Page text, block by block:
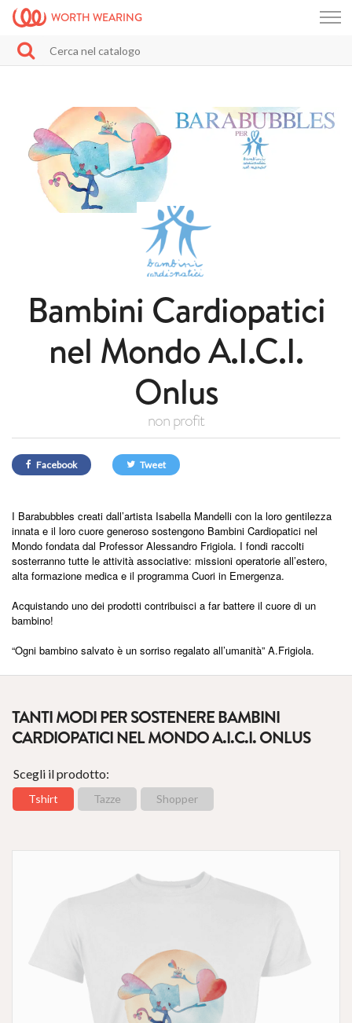
WORTH WEARING
Bambini Cardiopatici
nel Mondo A.I.C.I.
Onlus
non profit
Facebook Tweet
I Barabubbles creati dall’artista Isabella Mandelli con la loro gentilezza
innata e il loro cuore generoso sostengono Bambini Cardiopatici nel
Mondo fondata dal Professor Alessandro Frigiola. I fondi raccolti
sosterranno tutte le attività associative: missioni operatorie all’estero,
alta formazione medica e il programma Cuori in Emergenza.
Acquistando uno dei prodotti contribuisci a far battere il cuore di un
bambino!
“Ogni bambino salvato è un sorriso regalato all’umanità” A.Frigiola.
TANTI MODI PER SOSTENERE BAMBINI
CARDIOPATICI NEL MONDO A.I.C.I. ONLUS
Scegli il prodotto:
Tshirt Tazze Shopper